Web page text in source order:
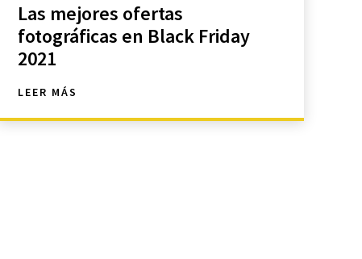
Las mejores ofertas
fotográficas en Black Friday
2021
LEER MÁS